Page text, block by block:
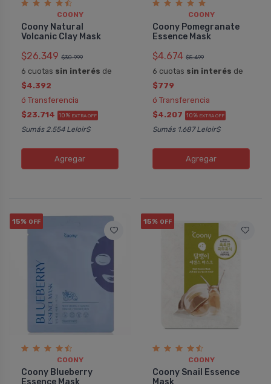
COONY
Coony Natural
Volcanic Clay Mask
$26.349 $30.999
6 cuotas sin interés de
$4.392
ó Transferencia
$23.714 10% EXTRA OFF
Sumás 2.554 Leloir$
Agregar
COONY
Coony Pomegranate
Essence Mask
$4.674 $5.499
6 cuotas sin interés de
$779
ó Transferencia
$4.207 10% EXTRA OFF
Sumás 1.687 Leloir$
Agregar
15% OFF
COONY
Coony Blueberry
Essence Mask
15% OFF
COONY
Coony Snail Essence
Mask